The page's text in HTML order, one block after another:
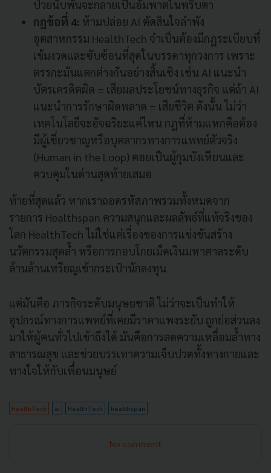
ป่วยนับพันจะกลายเป็นอัมพาตในพริบตา
กฎข้อที่ 4: ห้ามปล่อย AI ตัดสินใจลำพัง
อุตสาหกรรม HealthTech จำเป็นต้องมีกฎระเบียบที่
เข้มงวดและซับซ้อนที่สุดในบรรดาทุกวงการ เพราะ
ตรรกะมันแตกต่างกันอย่างสิ้นเชิง เช่น AI แนะนำ
บัตรเครดิตผิด = เสียผลประโยชน์ทางธุรกิจ แต่ถ้า AI
แนะนำการรักษาผิดพลาด = เสียชีวิต ดังนั้น ไม่ว่า
เทคโนโลยีจะอัจฉริยะแค่ไหน กฎที่ห้ามแหกคือต้อง
มีผู้เชี่ยวชาญหรือบุคลากรทางการแพทย์ตัวจริง
(Human in the Loop) คอยเป็นผู้กุมบังเหียนและ
ควบคุมในด่านสุดท้ายเสมอ
ท้ายที่สุดแล้ว หากเราถอดรหัสภาพรวมทั้งหมดจาก
รายการ Healthspan ความสนุกและผลลัพธ์ที่แท้จริงของ
โลก HealthTech ไม่ใช่แค่เรื่องของการแข่งขันสร้าง
นวัตกรรมสุดล้ำ หรือการกอบโกยเม็ดเงินมหาศาลระดับ
ล้านล้านเหรียญเข้ากระเป๋านักลงทุน
แต่มันคือ ภารกิจระดับมนุษยชาติ ไม่ว่าจะเป็นทำให้
อุปกรณ์ทางการแพทย์ที่เคยมีราคาแพงระยับ ถูกย่อส่วนลง
มาให้ผู้คนทั่วไปเข้าถึงได้ มันคือการลดความเหลื่อมล้ำทาง
สาธารณสุข และช่วยบรรเทาความเจ็บปวดทั้งทางกายและ
ทางใจให้กับเพื่อนมนุษย์
HealthTech ai HealthTech healthspan
No comment